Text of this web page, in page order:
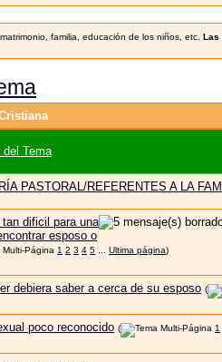
familia, educación de los niños, etc. Las
del Tema
PASTORAL/REFERENTES A LA
tan dificil para una
esposo o
1 2 3 4 5 Ultima página)
debiera saber a cerca de su esposo (
poco reconocido ( 1